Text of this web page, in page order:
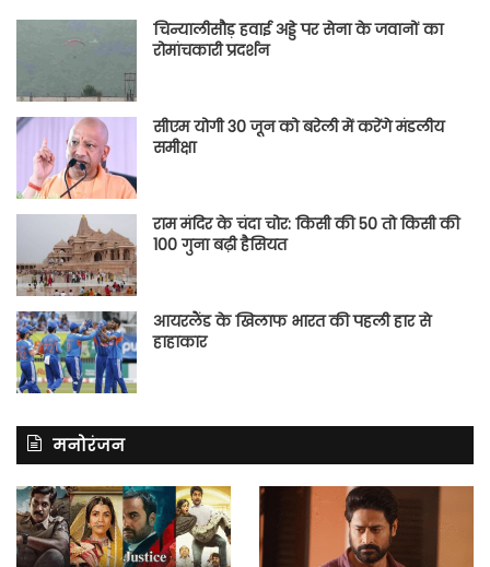
चिन्यालीसौड़ हवाई अड्डे पर सेना के जवानों का
रोमांचकारी प्रदर्शन
सीएम योगी 30 जून को बरेली में करेंगे मंडलीय
समीक्षा
राम मंदिर के चंदा चोर: किसी की 50 तो किसी की
100 गुना बढ़ी हैसियत
आयरलैंड के खिलाफ भारत की पहली हार से
हाहाकार
मनोरंजन